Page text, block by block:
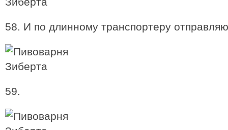
58. И по длинному транспортеру
59.